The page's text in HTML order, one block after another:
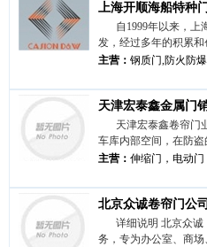
上海开顺海船特种
自1999年以来，
发，经过多年的积累
主营： 钢质门,防火防
天津宏泰鑫金属门
天津宏泰鑫卷帘门
车库内部空间，在防
主营： 伸缩门，电动
北京众诚卷帘门公司
详细说明 北京众诚
务，专为办公室、商